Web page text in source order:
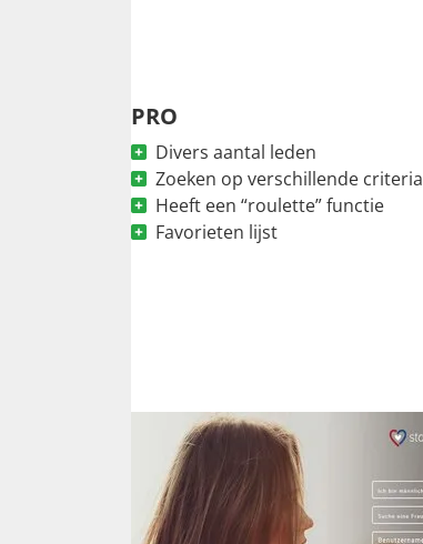
PRO
Divers aantal leden
Zoeken op verschillende criteria
Heeft een “roulette” functie
Favorieten lijst